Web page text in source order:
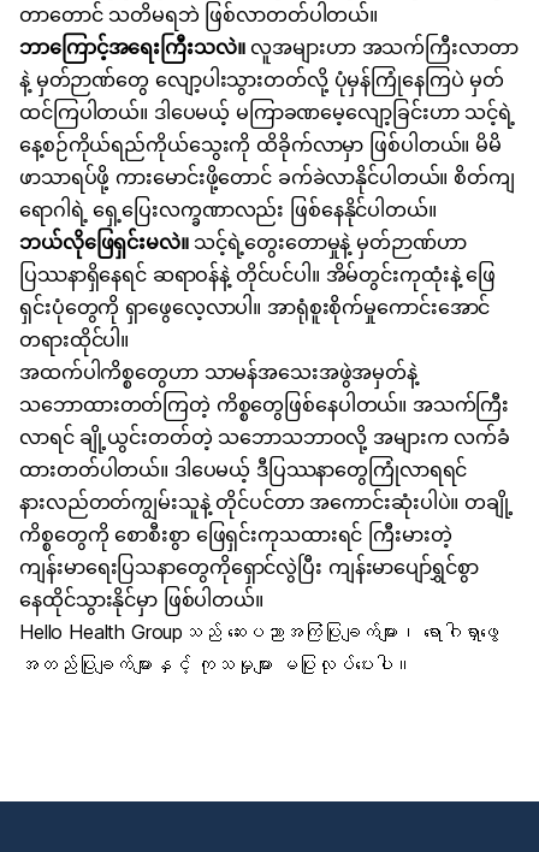
တာတောင် သတိမရဘဲ ဖြစ်လာတတ်ပါတယ်။
ဘာကြောင့်အရေးကြီးသလဲ။လူအများဟာ အသက်ကြီးလာတာ
နဲ့ မှတ်ဉာဏ်တွေ လျော့ပါးသွားတတ်လို့ ပုံမှန်ကြုံနေကြပဲ မှတ်
ထင်ကြပါတယ်။ ဒါပေမယ့် မကြာခဏမေ့လျော့ခြင်းဟာ သင့်ရဲ့
နေ့စဉ်ကိုယ်ရည်ကိုယ်သွေးကို ထိခိုက်လာမှာ ဖြစ်ပါတယ်။ မိမိ
ဖာသာရပ်ဖို့ ကားမောင်းဖို့တောင် ခက်ခဲလာနိုင်ပါတယ်။ စိတ်ကျ
ရောဂါရဲ့ ရှေ့ပြေးလက္ခဏာလည်း ဖြစ်နေနိုင်ပါတယ်။
ဘယ်လိုဖြေရှင်းမလဲ။သင့်ရဲ့တွေးတောမှုနဲ့ မှတ်ဉာဏ်ဟာ
ပြဿနာရှိနေရင် ဆရာဝန်နဲ့ တိုင်ပင်ပါ။ အိမ်တွင်းကုထုံးနဲ့ ဖြေ
ရှင်းပုံတွေကို ရှာဖွေလေ့လာပါ။ အာရုံစူးစိုက်မှုကောင်းအောင်
တရားထိုင်ပါ။
အထက်ပါကိစ္စတွေဟာ သာမန်အသေးအဖွဲအမှတ်နဲ့
သဘောထားတတ်ကြတဲ့ ကိစ္စတွေဖြစ်နေပါတယ်။ အသက်ကြီး
လာရင် ချို့ယွင်းတတ်တဲ့ သဘောသဘာဝလို့ အများက လက်ခံ
ထားတတ်ပါတယ်။ ဒါပေမယ့် ဒီပြဿနာတွေကြုံလာရရင်
နားလည်တတ်ကျွမ်းသူနဲ့ တိုင်ပင်တာ အကောင်းဆုံးပါပဲ။ တချို့
ကိစ္စတွေကို စောစီးစွာ ဖြေရှင်းကုသထားရင် ကြီးမားတဲ့
ကျန်းမာရေးပြသနာတွေကိုရှောင်လွဲပြီး ကျန်းမာပျော်ရွှင်စွာ
နေထိုင်သွားနိုင်မှာ ဖြစ်ပါတယ်။
Hello Health Groupသည် ဆေးပညာအကြံပြုချက်များ၊ ရောဂါရှာဖွေ
အတည်ပြုချက်များနှင့် ကုသမှုများ မပြုလုပ်ပေးပါ။